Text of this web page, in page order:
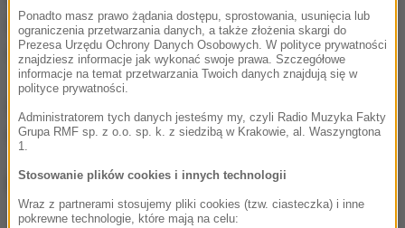
Moskwy. Milicja na razie nie potwierdziła tych
informacji.
dniu 68. urodzin Putina.
Kim są Pussy Riot?
Ponadto masz prawo żądania dostępu, sprostowania, usunięcia lub
ograniczenia przetwarzania danych, a także złożenia skargi do
Prezesa Urzędu Ochrony Danych Osobowych. W polityce prywatności
znajdziesz informacje jak wykonać swoje prawa. Szczegółowe
informacje na temat przetwarzania Twoich danych znajdują się w
polityce prywatności.
Administratorem tych danych jesteśmy my, czyli Radio Muzyka Fakty
Grupa RMF sp. z o.o. sp. k. z siedzibą w Krakowie, al. Waszyngtona
1.
Stosowanie plików cookies i innych technologii
Wraz z partnerami stosujemy pliki cookies (tzw. ciasteczka) i inne
pokrewne technologie, które mają na celu: